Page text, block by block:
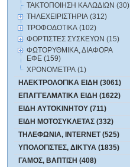
ΤΑΚΤΟΠΟΙΗΣΗ ΚΑΛΩΔΙΩΝ (30)
ΤΗΛΕΧΕΙΡΙΣΤΗΡΙΑ (312)
ΤΡΟΦΟΔΟΤΙΚΑ (102)
ΦΟΡΤΙΣΤΕΣ ΣΥΣΚΕΥΩΝ (15)
ΦΩΤΟΡΥΘΜΙΚΑ, ΔΙΑΦΟΡΑ
ΕΦΕ (159)
ΧΡΟΝΟΜΕΤΡΑ (1)
ΗΛΕΚΤΡΟΛΟΓΙΚΑ ΕΙΔΗ (3061)
ΕΠΑΓΓΕΛΜΑΤΙΚΑ ΕΙΔΗ (1622)
ΕΙΔΗ ΑΥΤΟΚΙΝΗΤΟΥ (711)
ΕΙΔΗ ΜΟΤΟΣΥΚΛΕΤΑΣ (332)
ΤΗΛΕΦΩΝΙΑ, INTERNET (525)
ΥΠΟΛΟΓΙΣΤΕΣ, ΔΙΚΤΥΑ (1835)
ΓΑΜΟΣ, ΒΑΠΤΙΣΗ (408)